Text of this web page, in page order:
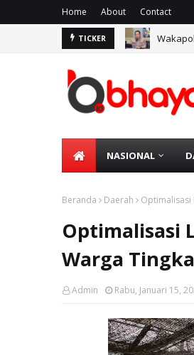
Home About Contact
TICKER
NASIONAL
Beranda Daerah Optimalisasi
Optimalisasi
Warga
Admin Rabu, Januari 15,